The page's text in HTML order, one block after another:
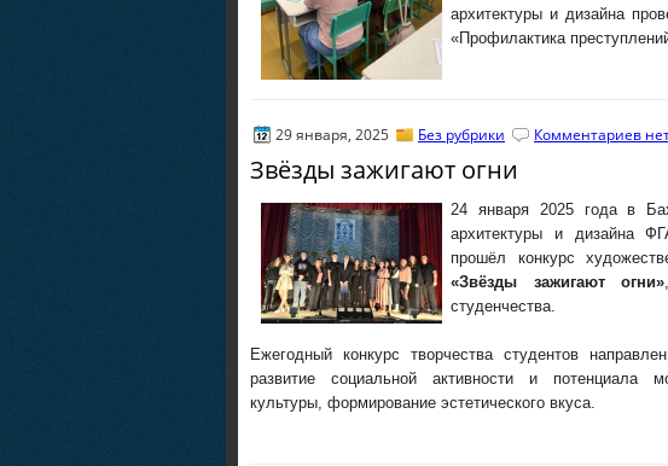
архитектуры и дизайна
«Профилактика
29 января, 2025 Без рубрики Комментариев
Звёзды зажигают огни
24 января 2025 года в
архитектуры и дизайна
прошёл конкурс
«Звёзды зажигают огни»
студенчества.
Ежегодный конкурс творчества студентов
развитие социальной активности и потенциала
культуры, формирование эстетического вкуса.